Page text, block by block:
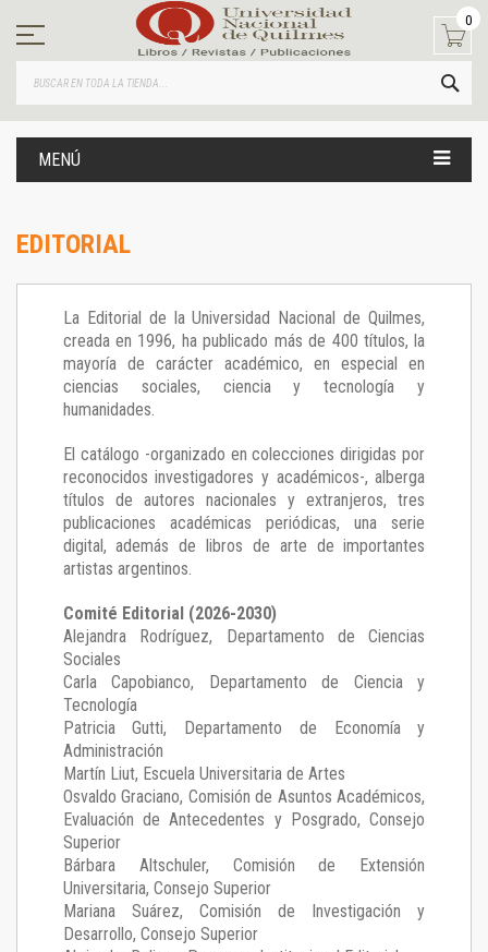
contenido
0
MENÚ
EDITORIAL
La Editorial de la Universidad Nacional de Quilmes,
creada en 1996, ha publicado más de 400 títulos, la
mayoría de carácter académico, en especial en
ciencias sociales, ciencia y tecnología y
humanidades.
El catálogo -organizado en colecciones dirigidas por
reconocidos investigadores y académicos-, alberga
títulos de autores nacionales y extranjeros, tres
publicaciones académicas periódicas, una serie
digital, además de libros de arte de importantes
artistas argentinos.
Comité Editorial (2026-2030)
Alejandra Rodríguez, Departamento de Ciencias
Sociales
Carla Capobianco, Departamento de Ciencia y
Tecnología
Patricia Gutti, Departamento de Economía y
Administración
Martín Liut, Escuela Universitaria de Artes
Osvaldo Graciano, Comisión de Asuntos Académicos,
Evaluación de Antecedentes y Posgrado, Consejo
Superior
Bárbara Altschuler, Comisión de Extensión
Universitaria, Consejo Superior
Mariana Suárez, Comisión de Investigación y
Desarrollo, Consejo Superior